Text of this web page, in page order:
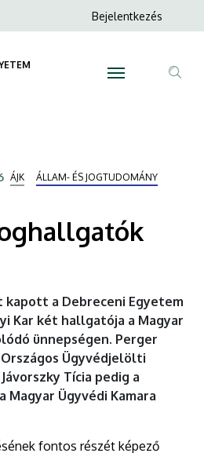
Anonim
menüje
Bejelentkezés
ÁJK
ÁLLAM- ÉS JOGTUDOMÁNY
kapott a Debreceni Egyetem
Kar két hallgatója a Magyar
ünnepségen. Perger
Ügyvédjelölti
Tícia pedig a
Magyar Ügyvédi Kamara
fontos részét képező